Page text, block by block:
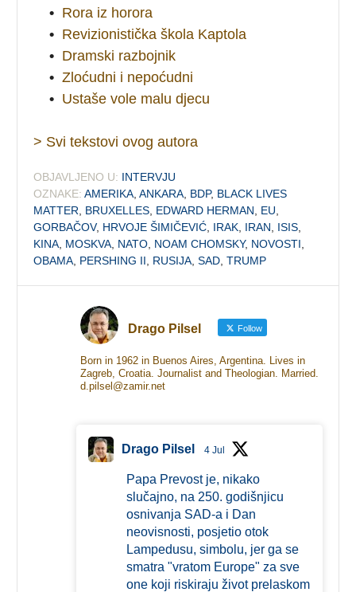
• Rora iz horora
• Revizionistička škola Kaptola
• Dramski razbojnik
• Zloćudni i nepoćudni
• Ustaše vole malu djecu
> Svi tekstovi ovog autora
OBJAVLJENO U: INTERVJU
OZNAKE: AMERIKA ,ANKARA BDP, BLACK LIVES
MATTER
BRUXELLES EDWARD HERMAN EU
GORBAČOV, HRVOJE ŠIMIČEVIĆ IRAK IRAN ISIS
KINA MOSKVA NATO NOAM CHOMSKY, NOVOSTI
OBAMA PERSHING II RUSIJA ,SAD ,TRUMP
Drago Pilsel Follow
Born in 1962 in Buenos Aires, Argentina. Lives in
Zagreb, Croatia. Journalist and Theologian. Married.
d.pilsel@zamir.net
Drago Pilsel 4 Jul
Papa Prevost je, nikako
slučajno, na 250. godišnjicu
osnivanja SAD-a i Dan
neovisnosti, posjetio otok
Lampedusu, simbolu, jer ga se
smatra "vratom Europe" za sve
one koji riskiraju život prelaskom